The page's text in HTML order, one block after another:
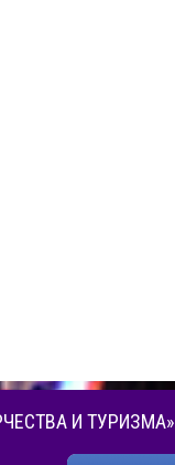
И ТУРИЗМА»